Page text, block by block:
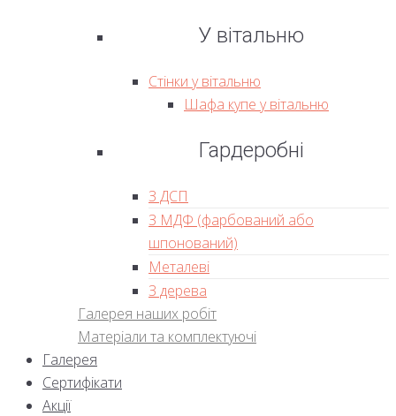
У вітальню
Стінки у вітальню
Шафа купе у вітальню
Гардеробні
З ДСП
З МДФ (фарбований або
шпонований)
Металеві
З дерева
Галерея наших робіт
Матеріали та комплектуючі
Галерея
Сертифікати
Акції